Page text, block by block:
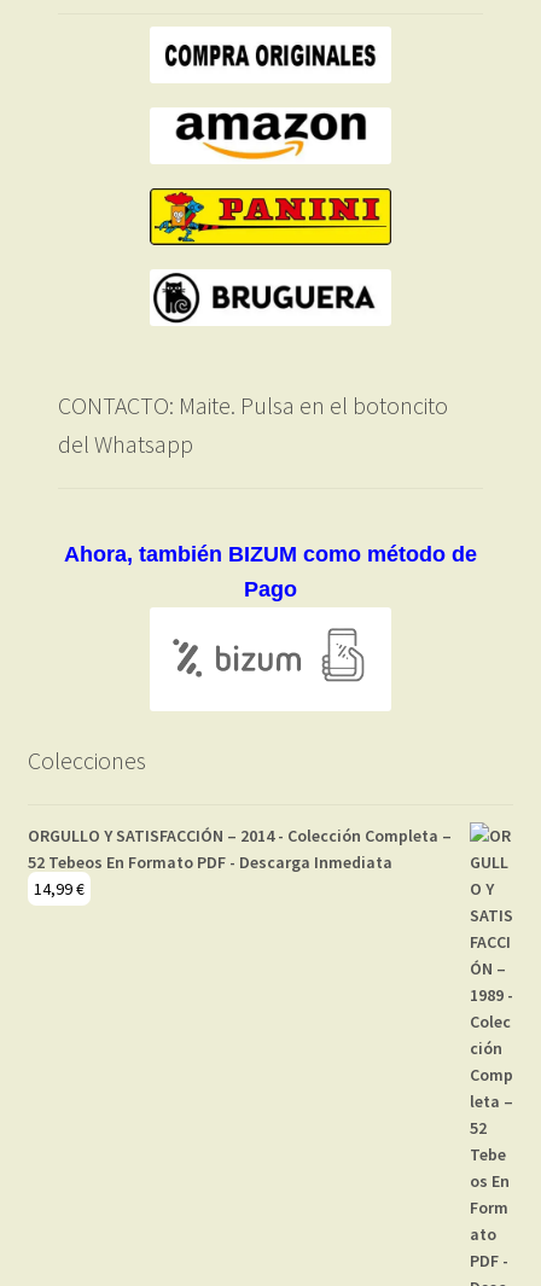
CONTACTO: Maite. Pulsa en el botoncito
del Whatsapp
Ahora, también BIZUM como método de
Pago
Colecciones
ORGULLO Y SATISFACCIÓN – 2014 - Colección Completa –
52 Tebeos En Formato PDF - Descarga Inmediata
14,99€